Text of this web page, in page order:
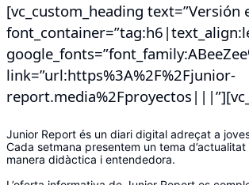
[vc_custom_heading text=”Versión
link=”url:https%3A%2F%2Fjunior-
Junior Report és un diari digital adreçat a
Cada setmana presentem un tema
manera didàctica i entendedora.